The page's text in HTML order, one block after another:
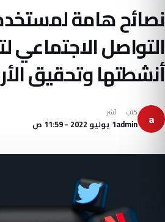
نصائح هامة
التواصل الاجتماعي
أنشطتها وتحقيق
a كتب
admin
نُشر
1 يوليو 2022 - 11:59 ص